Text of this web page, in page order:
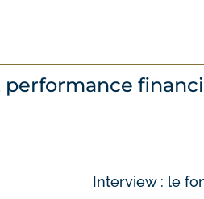
performance
Interview : le